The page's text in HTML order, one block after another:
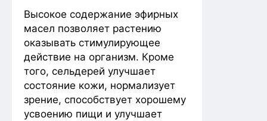
Высокое содержание эфирных
масел позволяет растению
оказывать стимулирующее
действие на организм. Кроме
того, сельдерей улучшает
состояние кожи, нормализует
зрение, способствует хорошему
усвоению пищи и улучшает